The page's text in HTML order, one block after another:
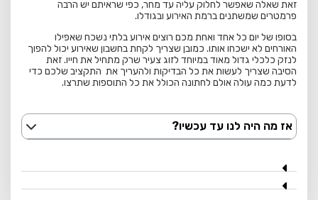
זאת שאלה שאפשר לחלוק עליה עד מחר, כפי שראיתם יש הרבה
פרמטרים שמשתנים ברמת האירוע ובגודלו.
בסופו של יום כל אחד ואחת מכם רוצים אירוע בלתי נשכח שאפילו
האורחים לא ישכחו אותו. כמובן שצריך לקחת בחשבון שאירוע יכול להפוך
לנזק כלכלי גדול מאוד במיוחד לזוג צעיר שרק מתחיל את חייו. זאת
הסיבה שצריך לעשות את כל הבדיקות ולהעריך את התקציב שלכם כדי
לדעת כמה עולה אולם לחתונה הכולל את כל התוספות שתרצו.
אז מה היה לנו עד עכשיו?